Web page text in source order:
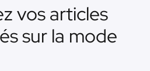
vos articles
sur la mode